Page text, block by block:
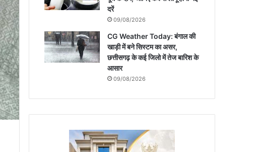
दरें
09/08/2026
CG Weather Today: बंगाल की
खाड़ी में बने सिस्टम का असर,
छत्तीसगढ़ के कई जिलो में तेज बारिश के
आसार
09/08/2026